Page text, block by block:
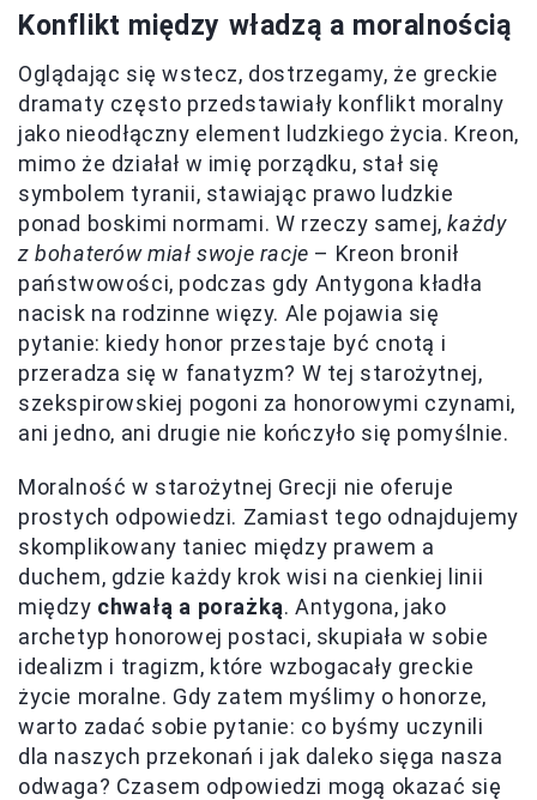
Konflikt między władzą a moralnością
Oglądając się wstecz, dostrzegamy, że greckie
dramaty często przedstawiały konflikt moralny
jako nieodłączny element ludzkiego życia. Kreon,
mimo że działał w imię porządku, stał się
symbolem tyranii, stawiając prawo ludzkie
ponad boskimi normami. W rzeczy samej,każdy
z bohaterów miał swoje racje – Kreon bronił
państwowości, podczas gdy Antygona kładła
nacisk na rodzinne więzy. Ale pojawia się
pytanie: kiedy honor przestaje być cnotą i
przeradza się w fanatyzm? W tej starożytnej,
szekspirowskiej pogoni za honorowymi czynami,
ani jedno, ani drugie nie kończyło się pomyślnie.
Moralność w starożytnej Grecji nie oferuje
prostych odpowiedzi. Zamiast tego odnajdujemy
skomplikowany taniec między prawem a
duchem, gdzie każdy krok wisi na cienkiej linii
między chwałą a porażką. Antygona, jako
archetyp honorowej postaci, skupiała w sobie
idealizm i tragizm, które wzbogacały greckie
życie moralne. Gdy zatem myślimy o honorze,
warto zadać sobie pytanie: co byśmy uczynili
dla naszych przekonań i jak daleko sięga nasza
odwaga? Czasem odpowiedzi mogą okazać się